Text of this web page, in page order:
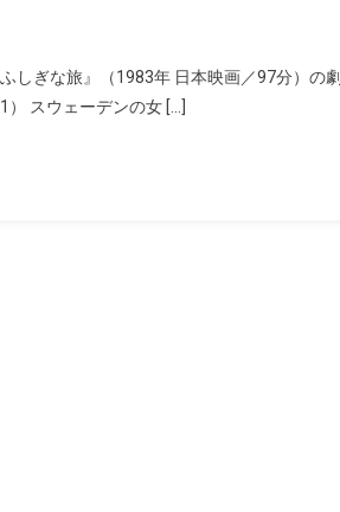
しぎな旅』（1983年 日本映画／97分）の劇
スウェーデンの女 […]